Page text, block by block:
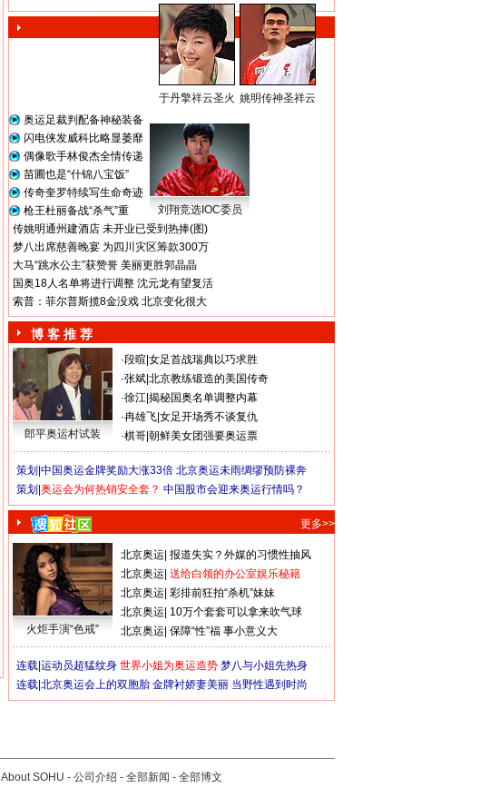
于丹擎祥云圣火 姚明传神圣祥云
奥运足裁判配备神秘装备
闪电侠发威科比略显萎靡
偶像歌手林俊杰全情传递
苗圃也是“什锦八宝饭”
传奇奎罗特续写生命奇迹
枪王杜丽备战“杀气”重
刘翔竞选IOC委员
传姚明通州建酒店 未开业已受到热捧(图)
梦八出席慈善晚宴 为四川灾区筹款300万
大马“跳水公主”获赞誉 美丽更胜郭晶晶
国奥18人名单将进行调整 沈元龙有望复活
索普：菲尔普斯揽8金没戏 北京变化很大
博 客 推 荐
郎平奥运村试装
·段暄 女足首战瑞典以巧求胜
·张斌 北京教练锻造的美国传奇
·徐江 揭秘国奥名单调整内幕
·冉雄飞 女足开场秀不谈复仇
·棋哥 朝鲜美女团强要奥运票
策划| 中国奥运金牌奖励大涨33倍 北京奥运未雨绸缪预防裸奔
策划| 奥运会为何热销安全套？ 中国股市会迎来奥运行情吗？
更多>>
火炬手演“色戒”
北京奥运 报道失实？外媒的习惯性抽风
北京奥运 送给白领的办公室娱乐秘籍
北京奥运 彩排前狂拍“杀机”妹妹
北京奥运 10万个套套可以拿来吹气球
北京奥运 保障“性”福 事小意义大
连载| 运动员超猛纹身 世界小姐为奥运造势 梦八与小姐先热身
连载| 北京奥运会上的双胞胎 金牌衬娇妻美丽 当野性遇到时尚
About SOHU - 公司介绍 - 全部新闻 - 全部博文